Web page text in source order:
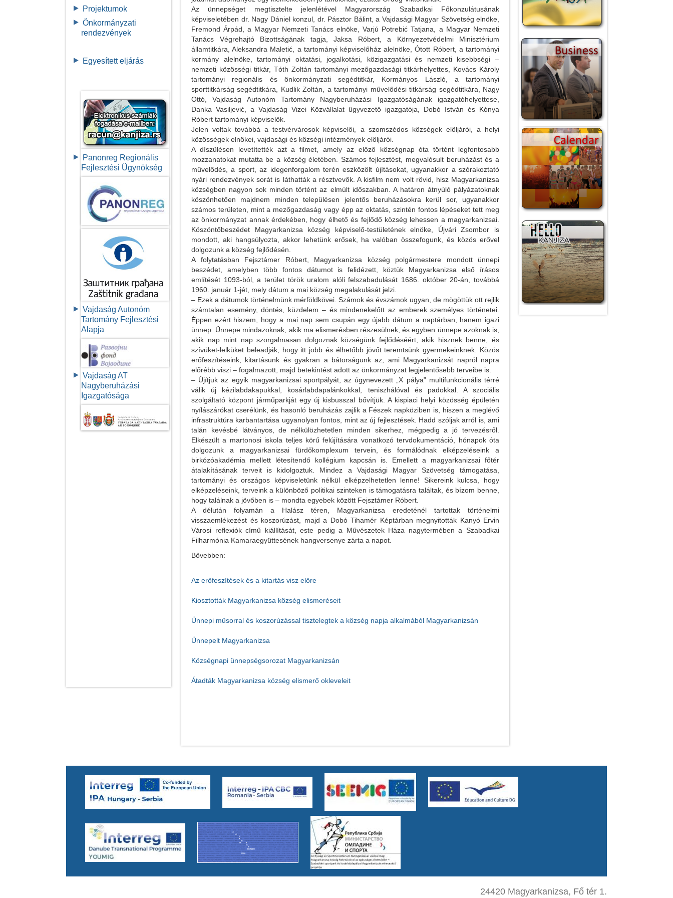
Projektumok
Önkormányzati
rendezvények
Egyesített eljárás
Panonreg Regionális
Fejlesztési Ügynökség
Vajdaság Autonóm
Tartomány Fejlesztési
Alapja
Vajdaság AT
Nagyberuházási
Igazgatósága
Az ünnepséget megtisztelte jelenlétével Magyarország Szabadkai Főkonzulátusának
képviseletében dr. Nagy Dániel konzul, dr. Pásztor Bálint, a Vajdasági Magyar Szövetség elnöke,
Fremond Árpád, a Magyar Nemzeti Tanács elnöke, Varjú Potrebić Tatjana, a Magyar Nemzeti
Tanács Végrehajtó Bizottságának tagja, Jaksa Róbert, a Környezetvédelmi Minisztérium
államtitkára, Aleksandra Maletić, a tartományi képviselőház alelnöke, Ótott Róbert, a tartományi
kormány alelnöke, tartományi oktatási, jogalkotási, közigazgatási és nemzeti kisebbségi –
nemzeti közösségi titkár, Tóth Zoltán tartományi mezőgazdasági titkárhelyettes, Kovács Károly
tartományi regionális és önkormányzati segédtitkár, Kormányos László, a tartományi
sporttitkárság segédtitkára, Kudlik Zoltán, a tartományi művelődési titkárság segédtitkára, Nagy
Ottó, Vajdaság Autonóm Tartomány Nagyberuházási Igazgatóságának igazgatóhelyettese,
Danka Vasiljević, a Vajdaság Vizei Közvállalat ügyvezető igazgatója, Dobó István és Kónya
Róbert tartományi képviselők.
Jelen voltak továbbá a testvérvárosok képviselői, a szomszédos községek elöljárói, a helyi
közösségek elnökei, vajdasági és községi intézmények elöljárói.
A díszülésen levetítették azt a filmet, amely az előző községnap óta történt legfontosabb
mozzanatokat mutatta be a község életében. Számos fejlesztést, megvalósult beruházást és a
művelődés, a sport, az idegenforgalom terén eszközölt újításokat, ugyanakkor a szórakoztató
nyári rendezvények sorát is láthatták a résztvevők. A kisfilm nem volt rövid, hisz Magyarkanizsa
községben nagyon sok minden történt az elmúlt időszakban. A határon átnyúló pályázatoknak
köszönhetően majdnem minden településen jelentős beruházásokra kerül sor, ugyanakkor
számos területen, mint a mezőgazdaság vagy épp az oktatás, szintén fontos lépéseket tett meg
az önkormányzat annak érdekében, hogy élhető és fejlődő község lehessen a magyarkanizsai.
Köszöntőbeszédet Magyarkanizsa község képviselő-testületének elnöke, Újvári Zsombor is
mondott, aki hangsúlyozta, akkor lehetünk erősek, ha valóban összefogunk, és közös erővel
dolgozunk a község fejlődésén.
A folytatásban Fejsztámer Róbert, Magyarkanizsa község polgármestere mondott ünnepi
beszédet, amelyben több fontos dátumot is felidézett, köztük Magyarkanizsa első írásos
említését 1093-ból, a terület török uralom alóli felszabadulását 1686. október 20-án, továbbá
1960. január 1-jét, mely dátum a mai község megalakulását jelzi.
– Ezek a dátumok történelmünk mérföldkövei. Számok és évszámok ugyan, de mögöttük ott rejlik
számtalan esemény, döntés, küzdelem – és mindenekelőtt az emberek személyes történetei.
Éppen ezért hiszem, hogy a mai nap sem csupán egy újabb dátum a naptárban, hanem igazi
ünnep. Ünnepe mindazoknak, akik ma elismerésben részesülnek, és egyben ünnepe azoknak is,
akik nap mint nap szorgalmasan dolgoznak községünk fejlődéséért, akik hisznek benne, és
szívüket-lelküket beleadják, hogy itt jobb és élhetőbb jövőt teremtsünk gyermekeinknek. Közös
erőfeszítéseink, kitartásunk és gyakran a bátorságunk az, ami Magyarkanizsát napról napra
előrébb viszi – fogalmazott, majd betekintést adott az önkormányzat legjelentősebb terveibe is.
– Újítjuk az egyik magyarkanizsai sportpályát, az úgynevezett „X pálya” multifunkcionális térré
válik új kézilabdakapukkal, kosárlabdapalánkokkal, teniszhálóval és padokkal. A szociális
szolgáltató központ járműparkját egy új kisbusszal bővítjük. A kispiaci helyi közösség épületén
nyílászárókat cserélünk, és hasonló beruházás zajlik a Fészek napköziben is, hiszen a meglévő
infrastruktúra karbantartása ugyanolyan fontos, mint az új fejlesztések. Hadd szóljak arról is, ami
talán kevésbé látványos, de nélkülözhetetlen minden sikerhez, mégpedig a jó tervezésről.
Elkészült a martonosi iskola teljes körű felújítására vonatkozó tervdokumentáció, hónapok óta
dolgozunk a magyarkanizsai fürdőkomplexum tervein, és formálódnak elképzeléseink a
birkózóakadémia mellett létesítendő kollégium kapcsán is. Emellett a magyarkanizsai főtér
átalakításának terveit is kidolgoztuk. Mindez a Vajdasági Magyar Szövetség támogatása,
tartományi és országos képviseletünk nélkül elképzelhetetlen lenne! Sikereink kulcsa, hogy
elképzeléseink, terveink a különböző politikai szinteken is támogatásra találtak, és bízom benne,
hogy találnak a jövőben is – mondta egyebek között Fejsztámer Róbert.
A délután folyamán a Halász téren, Magyarkanizsa eredeténél tartottak történelmi
visszaemlékezést és koszorúzást, majd a Dobó Tihamér Képtárban megnyitották Kanyó Ervin
Városi reflexiók című kiállítását, este pedig a Művészetek Háza nagytermében a Szabadkai
Filharmónia Kamaraegyüttesének hangversenye zárta a napot.
Bővebben:
Az erőfeszítések és a kitartás visz előre
Kiosztották Magyarkanizsa község elismeréseit
Ünnepi műsorral és koszorúzással tisztelegtek a község napja alkalmából Magyarkanizsán
Ünnepelt Magyarkanizsa
Községnapi ünnepségsorozat Magyarkanizsán
Átadták Magyarkanizsa község elismerő okleveleit
24420 Magyarkanizsa, Fő tér 1.